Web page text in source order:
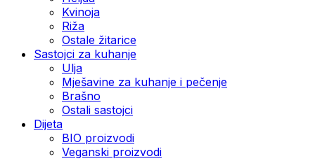
Kvinoja
Riža
Ostale žitarice
Sastojci za kuhanje
Ulja
Mješavine za kuhanje i pečenje
Brašno
Ostali sastojci
Dijeta
BIO proizvodi
Veganski proizvodi